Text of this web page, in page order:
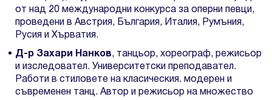
от над 20 международни конкурса за оперни певци,
проведени в Австрия, България, Италия, Румъния,
Русия и Хърватия.
Д-р Захари Нанков, танцьор, хореограф, режисьор
и изследовател. Университетски преподавател.
Работи в стиловете на класическия. модерен и
съвременен танц. Автор и режисьор на множество